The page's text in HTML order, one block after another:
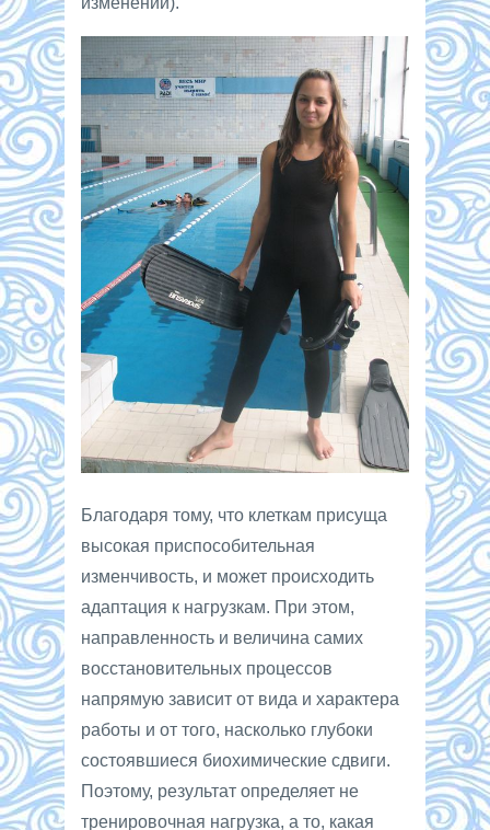
Благодаря тому, что клеткам присуща
высокая приспособительная
изменчивость, и может происходить
адаптация к нагрузкам. При этом,
направленность и величина самих
восстановительных процессов
напрямую зависит от вида и характера
работы и от того, насколько глубоки
состоявшиеся биохимические сдвиги.
Поэтому, результат определяет не
тренировочная нагрузка, а то, какая